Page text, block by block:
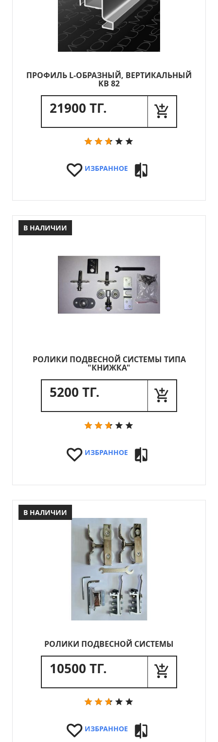
ПРОФИЛЬ L-ОБРАЗНЫЙ, ВЕРТИКАЛЬНЫЙ
KB 82
21900 ТГ.
ИЗБРАННОЕ
РОЛИКИ ПОДВЕСНОЙ СИСТЕМЫ ТИПА
"КНИЖКА"
5200 ТГ.
ИЗБРАННОЕ
В НАЛИЧИИ
РОЛИКИ ПОДВЕСНОЙ СИСТЕМЫ
10500 ТГ.
ИЗБРАННОЕ
В НАЛИЧИИ